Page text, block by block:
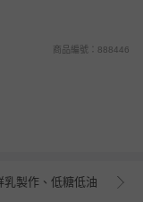
商品編號：888446
乳製作、低糖低油